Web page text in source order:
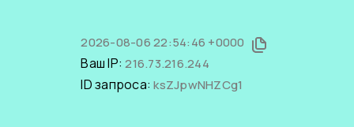
2026-08-06 22:54:46 +0000
Ваш IP:216.73.216.244
ID запроса:ksZJpwNHZCg1